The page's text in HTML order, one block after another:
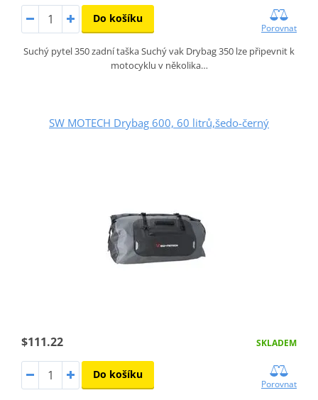
Do košíku
Porovnat
Suchý pytel 350 zadní taška Suchý vak Drybag 350 lze připevnit k
motocyklu v několika…
SW MOTECH Drybag 600, 60 litrů,šedo-černý
$111.22 SKLADEM
Do košíku
Porovnat